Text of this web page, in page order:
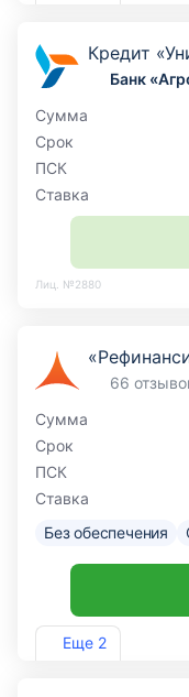
Кредит
Банк
Сумма
Срок
ПСК
Ставка
Лиц. №2880
Еще 2
66
Сумма
Срок
ПСК
Ставка
Без обеспечения
Лиц. №1810